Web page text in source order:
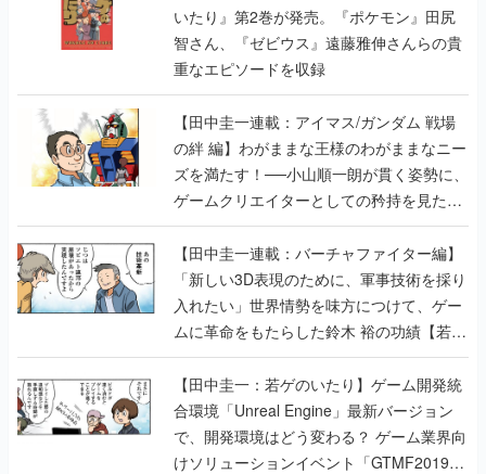
いたり』第2巻が発売。『ポケモン』田尻
智さん、『ゼビウス』遠藤雅伸さんらの貴
重なエピソードを収録
【田中圭一連載：アイマス/ガンダム 戦場
の絆 編】わがままな王様のわがままなニー
ズを満たす！──小山順一朗が貫く姿勢に、
ゲームクリエイターとしての矜持を見た
【若ゲのいたり最終回】
【田中圭一連載：バーチャファイター編】
「新しい3D表現のために、軍事技術を採り
入れたい」世界情勢を味方につけて、ゲー
ムに革命をもたらした鈴木 裕の功績【若ゲ
のいたり】
【田中圭一：若ゲのいたり】ゲーム開発統
合環境「Unreal Engine」最新バージョン
で、開発環境はどう変わる？ ゲーム業界向
けソリューションイベント「GTMF2019」